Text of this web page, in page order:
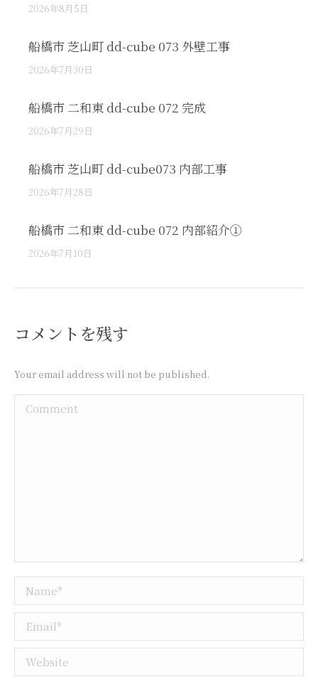
2026年8月5日
船橋市 芝山町 dd-cube 073 外壁工事
2026年7月30日
船橋市 二和東 dd-cube 072 完成
2026年7月29日
船橋市 芝山町 dd-cube073 内部工事
2026年7月28日
船橋市 二和東 dd-cube 072 内部紹介①
2026年7月10日
コメントを残す
Your email address will not be published.
Comment
Name *
Email *
Website